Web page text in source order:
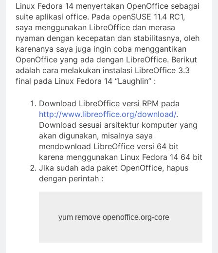
Linux Fedora 14 menyertakan OpenOffice sebagai
suite aplikasi office. Pada openSUSE 11.4 RC1,
saya menggunakan LibreOffice dan merasa
nyaman dengan kecepatan dan stabilitasnya, oleh
karenanya saya juga ingin coba menggantikan
OpenOffice yang ada dengan LibreOffice. Berikut
adalah cara melakukan instalasi LibreOffice 3.3
final pada Linux Fedora 14 “Laughlin” :
Download LibreOffice versi RPM pada
http://www.libreoffice.org/download/.
Download sesuai arsitektur komputer yang
akan digunakan, misalnya saya
mendownload LibreOffice versi 64 bit
karena menggunakan Linux Fedora 14 64 bit
Jika sudah ada paket OpenOffice, hapus
dengan perintah :